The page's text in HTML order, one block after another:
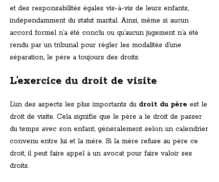
et des responsabilités égales vis-à-vis de leurs enfants,
indépendamment du statut marital. Ainsi, même si aucun
accord formel n’a été conclu ou qu’aucun jugement n’a été
rendu par un tribunal pour régler les modalités d’une
séparation, le père a toujours des droits.
L’exercice du droit de visite
L’un des aspects les plus importants du droit du père est le
droit de visite. Cela signifie que le père a le droit de passer
du temps avec son enfant, généralement selon un calendrier
convenu entre lui et la mère. Si la mère refuse au père ce
droit, il peut faire appel à un avocat pour faire valoir ses
droits.